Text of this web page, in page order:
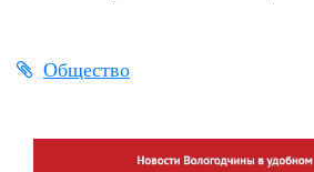
Общество